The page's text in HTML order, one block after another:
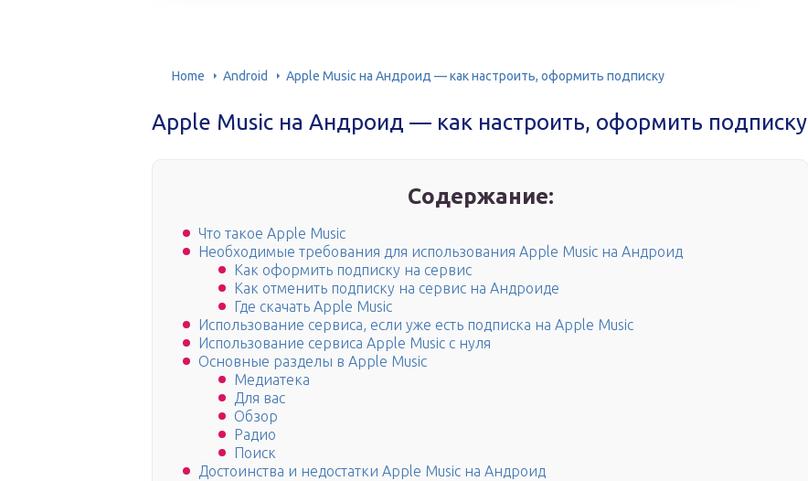
Home Android Apple Music на Андроид — как настроить, оформить подписку
Apple Music на Андроид — как настроить, оформить подписку
Содержание:
Что такое Apple Music
Необходимые требования для использования Apple Music на Андроид
Как оформить подписку на сервис
Как отменить подписку на сервис на Андроиде
Где скачать Apple Music
Использование сервиса, если уже есть подписка на Apple Music
Использование сервиса Apple Music с нуля
Основные разделы в Apple Music
Медиатека
Для вас
Обзор
Радио
Поиск
Достоинства и недостатки Apple Music на Андроид